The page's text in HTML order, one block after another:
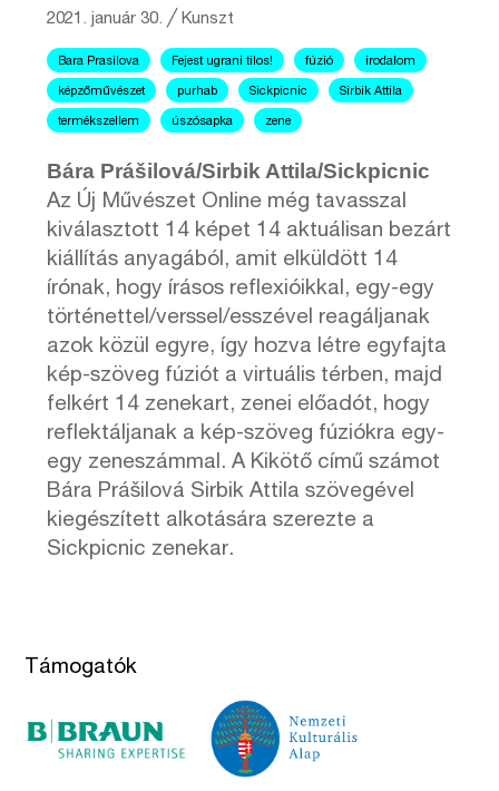
2021. január 30. ╱Kunszt
Bara Prasilova Fejest ugrani tilos! fúzió irodalom
képzőművészet purhab Sickpicnic Sirbik Attila
termékszellem úszósapka zene
Bára Prášilová/Sirbik Attila/Sickpicnic
Az Új Művészet Online még tavasszal
kiválasztott 14 képet 14 aktuálisan bezárt
kiállítás anyagából, amit elküldött 14
írónak, hogy írásos reflexióikkal, egy-egy
történettel/verssel/esszével reagáljanak
azok közül egyre, így hozva létre egyfajta
kép-szöveg fúziót a virtuális térben, majd
felkért 14 zenekart, zenei előadót, hogy
reflektáljanak a kép-szöveg fúziókra egy-
egy zeneszámmal. A Kikötő című számot
Bára Prášilová Sirbik Attila szövegével
kiegészített alkotására szerezte a
Sickpicnic zenekar.
Támogatók